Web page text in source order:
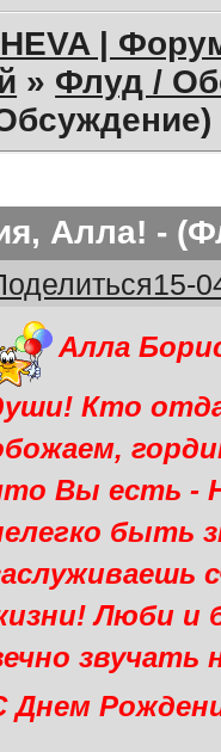
|
» Флуд /
Алла! -
15-
Алла
Кто
Вы есть -
быть
Люби и
звучать
Днем